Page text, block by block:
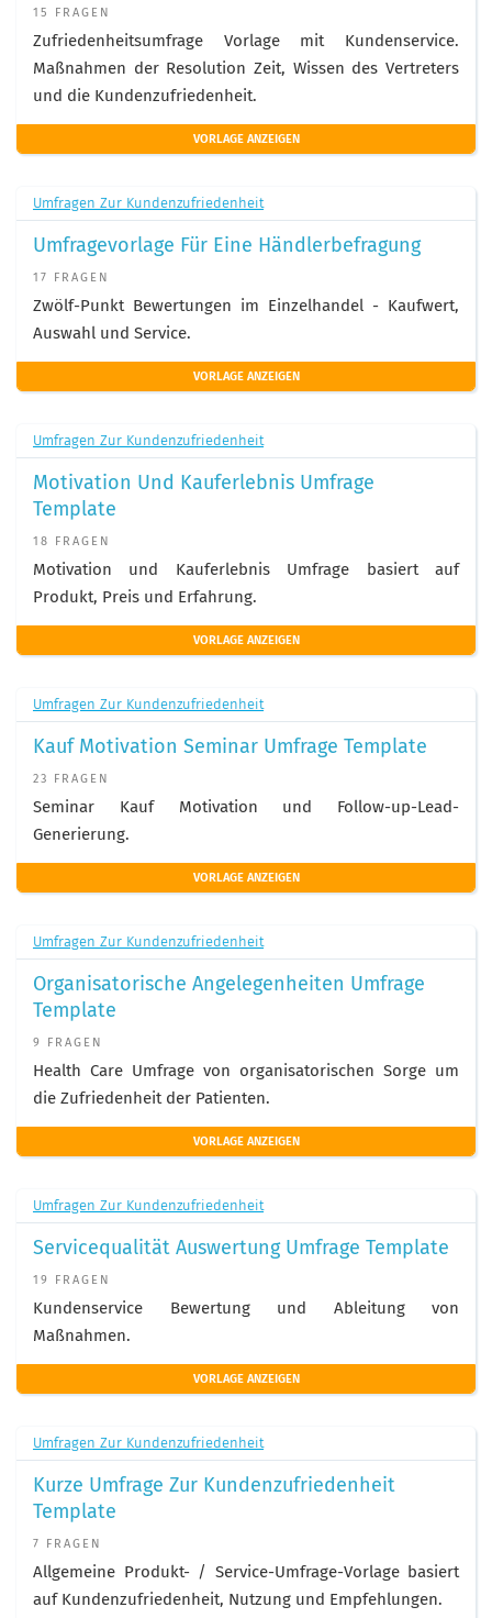
15 FRAGEN
Zufriedenheitsumfrage Vorlage mit Kundenservice.
Maßnahmen der Resolution Zeit, Wissen des Vertreters
und die Kundenzufriedenheit.
VORLAGE ANZEIGEN
Umfragen Zur Kundenzufriedenheit
Umfragevorlage Für Eine Händlerbefragung
17 FRAGEN
Zwölf-Punkt Bewertungen im Einzelhandel - Kaufwert,
Auswahl und Service.
VORLAGE ANZEIGEN
Umfragen Zur Kundenzufriedenheit
Motivation Und Kauferlebnis Umfrage
Template
18 FRAGEN
Motivation und Kauferlebnis Umfrage basiert auf
Produkt, Preis und Erfahrung.
VORLAGE ANZEIGEN
Umfragen Zur Kundenzufriedenheit
Kauf Motivation Seminar Umfrage Template
23 FRAGEN
Seminar Kauf Motivation und Follow-up-Lead-
Generierung.
VORLAGE ANZEIGEN
Umfragen Zur Kundenzufriedenheit
Organisatorische Angelegenheiten Umfrage
Template
9 FRAGEN
Health Care Umfrage von organisatorischen Sorge um
die Zufriedenheit der Patienten.
VORLAGE ANZEIGEN
Umfragen Zur Kundenzufriedenheit
Servicequalität Auswertung Umfrage Template
19 FRAGEN
Kundenservice Bewertung und Ableitung von
Maßnahmen.
VORLAGE ANZEIGEN
Umfragen Zur Kundenzufriedenheit
Kurze Umfrage Zur Kundenzufriedenheit
Template
7 FRAGEN
Allgemeine Produkt- / Service-Umfrage-Vorlage basiert
auf Kundenzufriedenheit, Nutzung und Empfehlungen.